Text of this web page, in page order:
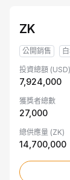
ZK
公開銷售
投資總額 (USD)
7,924,000
獲獎者總數
27,000
總供應量 (ZK)
14,700,000